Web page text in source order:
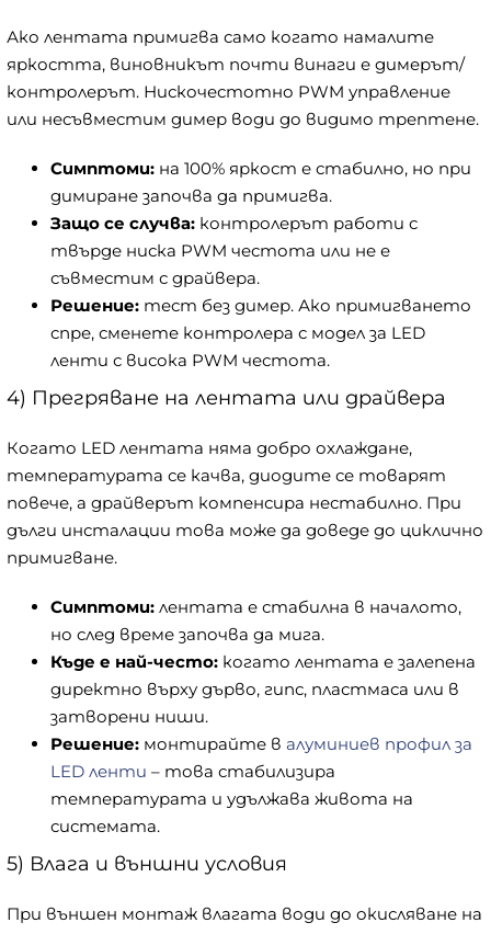
Ако лентата примигва само когато намалите
яркостта, виновникът почти винаги е димерът/
контролерът. Нискочестотно PWM управление
или несъвместим димер води до видимо трептене.
Симптоми: на 100% яркост е стабилно, но при
димиране започва да примигва.
Защо се случва: контролерът работи с
твърде ниска PWM честота или не е
съвместим с драйвера.
Решение: тест без димер. Ако примигването
спре, сменете контролера с модел за LED
ленти с висока PWM честота.
4) Прегряване на лентата или драйвера
Когато LED лентата няма добро охлаждане,
температурата се качва, диодите се товарят
повече, а драйверът компенсира нестабилно. При
дълги инсталации това може да доведе до циклично
примигване.
Симптоми: лентата е стабилна в началото,
но след време започва да мига.
Къде е най-често: когато лентата е залепена
директно върху дърво, гипс, пластмаса или в
затворени ниши.
Решение: монтирайте в алуминиев профил за
LED ленти – това стабилизира
температурата и удължава живота на
системата.
5) Влага и външни условия
При външен монтаж влагата води до окисляване на